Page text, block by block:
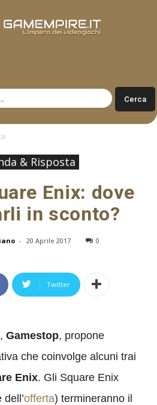
& Risposta
Enix: dove
in sconto?
- 20 Aprile 2017 0
Twitter
Gamestop, propone
che coinvolge alcuni trai
Enix. Gli Square Enix
offerta) termineranno il